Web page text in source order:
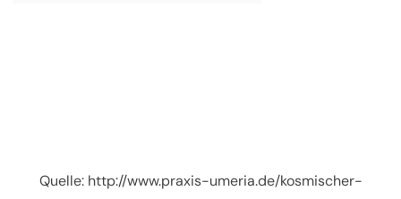
Quelle: http://www.praxis-umeria.de/kosmischer-